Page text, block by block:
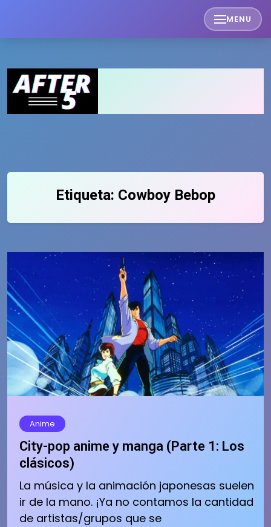
content
MENU
Etiqueta: Cowboy Bebop
Anime
City-pop anime y manga (Parte 1: Los
clásicos)
La música y la animación japonesas suelen
ir de la mano. ¡Ya no contamos la cantidad
de artistas/grupos que se